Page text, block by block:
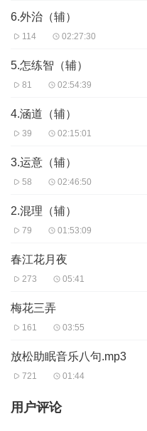
6.外治（辅）
114 02:27:30
5.怎练智（辅）
81 02:54:39
4.涵道（辅）
39 02:15:01
3.运意（辅）
58 02:46:50
2.混理（辅）
79 01:53:09
春江花月夜
273 05:41
梅花三弄
161 03:55
放松助眠音乐八句.mp3
721 01:44
用户评论